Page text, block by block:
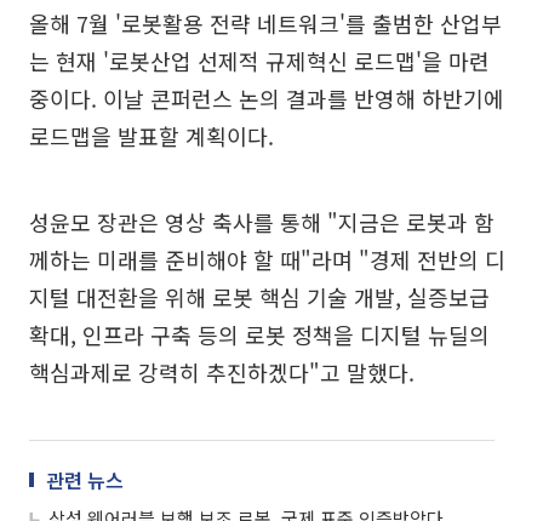
올해 7월 '로봇활용 전략 네트워크'를 출범한 산업부
는 현재 '로봇산업 선제적 규제혁신 로드맵'을 마련
중이다. 이날 콘퍼런스 논의 결과를 반영해 하반기에
로드맵을 발표할 계획이다.
성윤모 장관은 영상 축사를 통해 "지금은 로봇과 함
께하는 미래를 준비해야 할 때"라며 "경제 전반의 디
지털 대전환을 위해 로봇 핵심 기술 개발, 실증보급
확대, 인프라 구축 등의 로봇 정책을 디지털 뉴딜의
핵심과제로 강력히 추진하겠다"고 말했다.
관련 뉴스